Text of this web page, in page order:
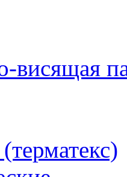
висящая